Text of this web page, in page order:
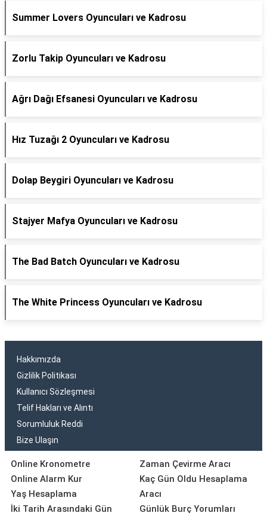
Summer Lovers Oyuncuları ve Kadrosu
Zorlu Takip Oyuncuları ve Kadrosu
Ağrı Dağı Efsanesi Oyuncuları ve Kadrosu
Hız Tuzağı 2 Oyuncuları ve Kadrosu
Dolap Beygiri Oyuncuları ve Kadrosu
Stajyer Mafya Oyuncuları ve Kadrosu
The Bad Batch Oyuncuları ve Kadrosu
The White Princess Oyuncuları ve Kadrosu
Hakkımızda
Gizlilik Politikası
Kullanıcı Sözleşmesi
Telif Hakları ve Alıntı
Sorumluluk Reddi
Bize Ulaşın
Online Kronometre
Online Alarm Kur
Yaş Hesaplama
İki Tarih Arasındaki Gün
Zaman Çevirme Aracı
Kaç Gün Oldu Hesaplama
Aracı
Günlük Burç Yorumları